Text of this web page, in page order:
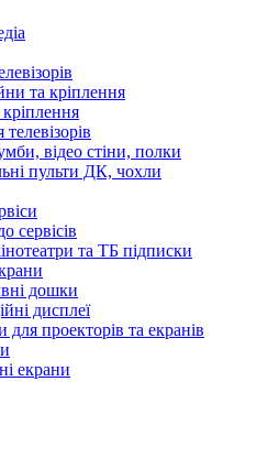
та кріплення
кріплення
відео стіни, полки
пульти ДК, чохли
сервісів
та ТБ підписки
дошки
дисплеї
для проекторів та екранів
екрани